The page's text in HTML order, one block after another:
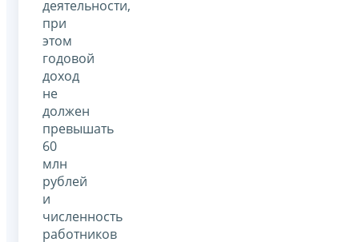
деятельности,
при
этом
годовой
доход
не
должен
превышать
60
млн
рублей
и
численность
работников